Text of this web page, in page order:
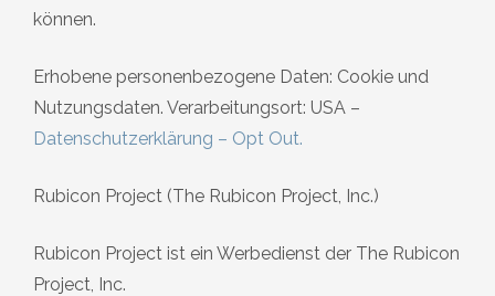
können.
Erhobene personenbezogene Daten: Cookie und
Nutzungsdaten. Verarbeitungsort: USA –
Datenschutzerklärung – Opt Out.
Rubicon Project (The Rubicon Project, Inc.)
Rubicon Project ist ein Werbedienst der The Rubicon
Project, Inc.